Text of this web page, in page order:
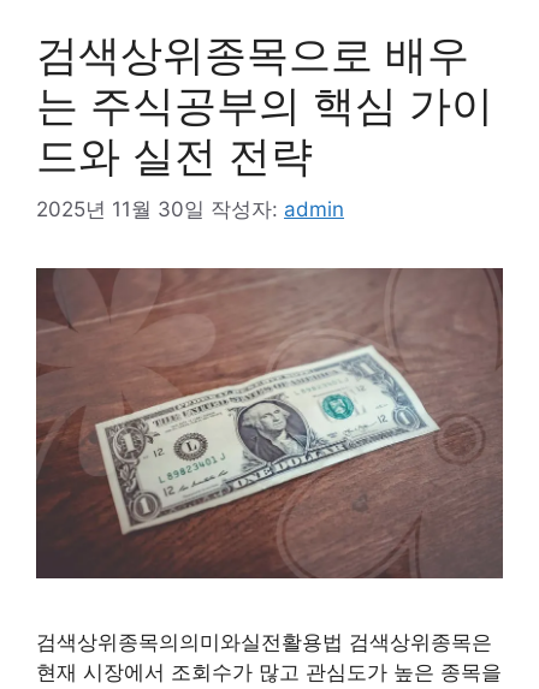
검색상위종목으로 배우
는 주식공부의 핵심 가이
드와 실전 전략
2025년 11월 30일 작성자: admin
검색상위종목의의미와실전활용법 검색상위종목은
현재 시장에서 조회수가 많고 관심도가 높은 종목을